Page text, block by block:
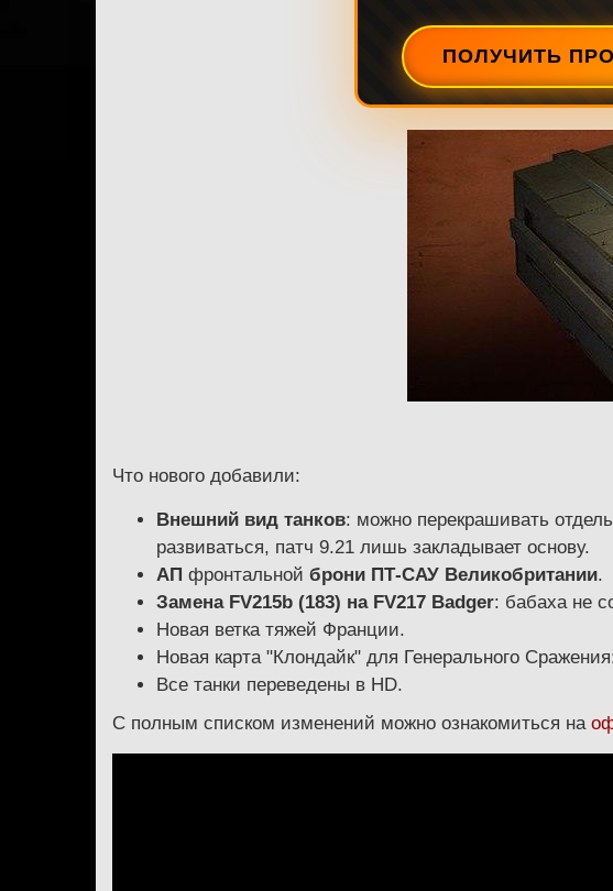
ПОЛУЧИТЬ
Что нового добавили:
Внешний вид танков: можно перекрашивать
развиваться, патч 9.21 лишь закладывает основу.
АП фронтальной брони ПТ-САУ Великобритании.
Замена FV215b (183) на FV217 Badger: бабаха не
Новая ветка тяжей Франции.
Новая карта "Клондайк" для Генерального
Все танки переведены в HD.
С полным списком изменений можно ознакомиться на